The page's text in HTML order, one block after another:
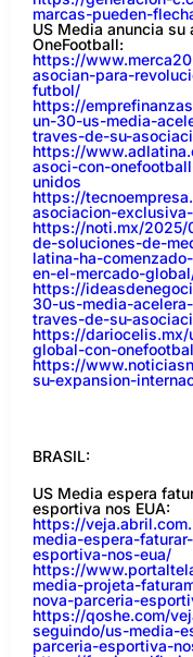
marcas-pueden-
US Media anuncia
OneFootball:
https://
asocian-para-
futbol/
https://
un-30-us-media-
traves-de-su-
https://
asoci-con-
unidos
https://
asociacion-
https://noti.mx/
de-soluciones-de-
latina-ha-
en-el-mercado-
https://
30-us-media-
traves-de-su-
https://
global-con-
https://
su-expansion-
BRASIL:
US Media espera
esportiva nos EUA:
https://
media-espera-
esportiva-nos-eua/
https://
media-projeta-
nova-parceria-
https://qoshe.com/
seguindo/us-media-
parceria-esportiva-